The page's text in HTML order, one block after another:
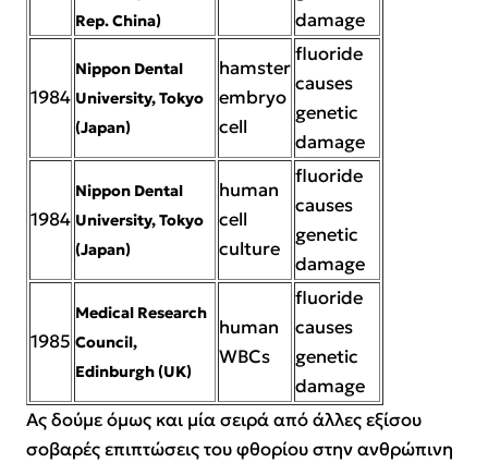
Rep. China)
damage
1984
Nippon Dental
University, Tokyo
(Japan)
hamster
embryo
cell
fluoride
causes
genetic
damage
1984
Nippon Dental
University, Tokyo
(Japan)
human
cell
culture
fluoride
causes
genetic
damage
1985
Medical Research
Council,
Edinburgh (UK)
human
WBCs
fluoride
causes
genetic
damage
Ας δούμε όμως και μία σειρά από άλλες εξίσου
σοβαρές επιπτώσεις του φθορίου στην ανθρώπινη